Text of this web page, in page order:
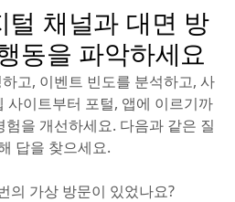
털 채널과 대면 방
동을 파악하세요
고, 이벤트 빈도를 분석하고, 사
사이트부터 포털, 앱에 이르기까
을 개선하세요. 다음과 같은 질
답을 찾으세요.
의 가상 방문이 있었나요?